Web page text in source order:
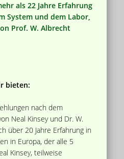
als 22 Jahre Erfahrung
System und dem Labor,
Prof. W. Albrecht
bieten:
nach dem
Neal Kinsey und Dr. W.
über 20 Jahre Erfahrung in
in Europa, der alle 5
Kinsey, teilweise